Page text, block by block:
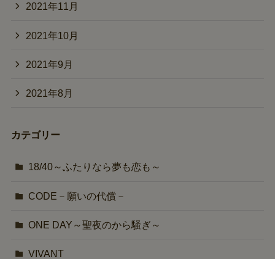
2021年11月
2021年10月
2021年9月
2021年8月
カテゴリー
18/40～ふたりなら夢も恋も～
CODE－願いの代償－
ONE DAY～聖夜のから騒ぎ～
VIVANT